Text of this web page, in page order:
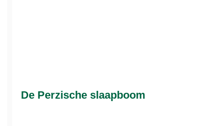
De Perzische slaapboom